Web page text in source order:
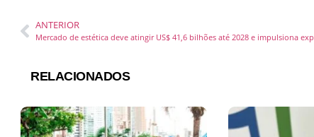
ANTERIOR
RELACIONADOS